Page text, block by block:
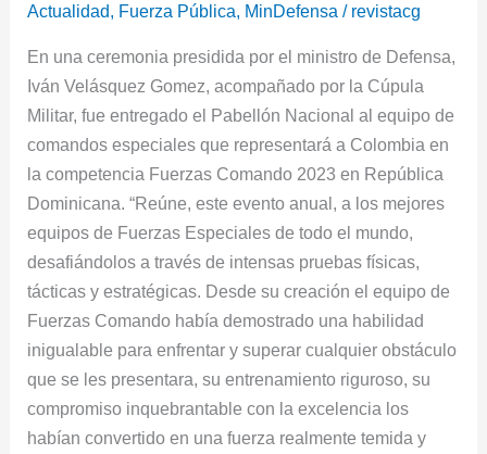
Actualidad, Fuerza Pública, MinDefensa / revistacg
En una ceremonia presidida por el ministro de Defensa,
Iván Velásquez Gomez, acompañado por la Cúpula
Militar, fue entregado el Pabellón Nacional al equipo de
comandos especiales que representará a Colombia en
la competencia Fuerzas Comando 2023 en República
Dominicana. “Reúne, este evento anual, a los mejores
equipos de Fuerzas Especiales de todo el mundo,
desafiándolos a través de intensas pruebas físicas,
tácticas y estratégicas. Desde su creación el equipo de
Fuerzas Comando había demostrado una habilidad
inigualable para enfrentar y superar cualquier obstáculo
que se les presentara, su entrenamiento riguroso, su
compromiso inquebrantable con la excelencia los
habían convertido en una fuerza realmente temida y
Comando
2023